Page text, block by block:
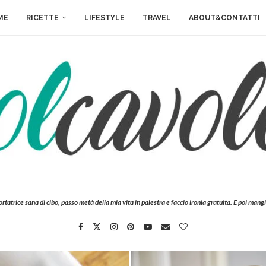
RICETTE LIFESTYLE TRAVEL ABOUT&CONTATTI
sana di cibo, passo metà della mia vita in palestra e faccio ironia gratuita. E poi